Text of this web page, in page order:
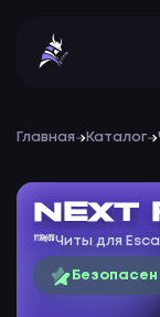
Главная Каталог
Читы для
Безопасен